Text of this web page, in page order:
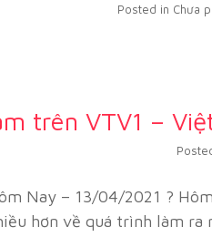
Posted in Chưa
trên VTV1 –
Nay – 13/04/2021 ?
hơn về quá trình làm